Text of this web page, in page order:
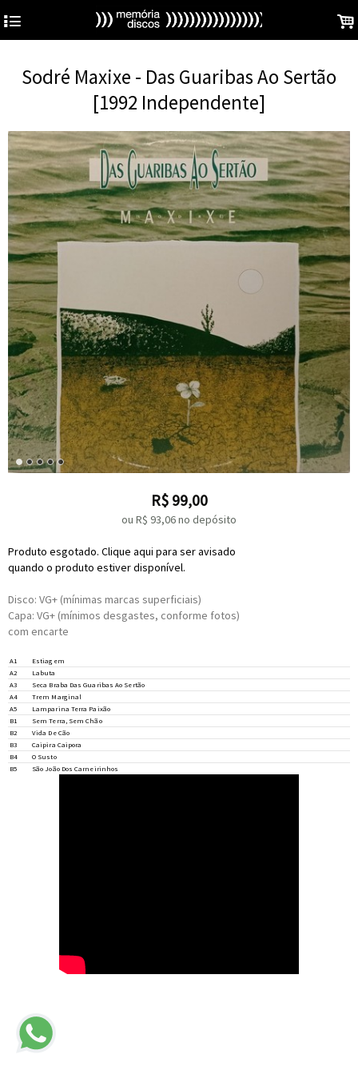
4 .
Sodré Maxixe - Das Guaribas Ao Sertão
[1992 Independente]
R$ 99,00
ou R$ 93,06no depósito
Produto esgotado. Clique aqui para ser avisado
quando o produto estiver disponível.
Disco: VG+ (mínimas marcas superficiais)
Capa: VG+ (mínimos desgastes, conforme fotos)
com encarte
A1
Estiagem
A2
Labuta
A3
Seca Braba Das Guaribas Ao Sertão
A4
Trem Marginal
Accompanied By –
A5
Lamparina Terra Paixão
B1
Sem Terra, Sem Chão
B2
Vida De Cão
B3
Caipira Caipora
B4
O Susto
B5
São João Dos Carneirinhos